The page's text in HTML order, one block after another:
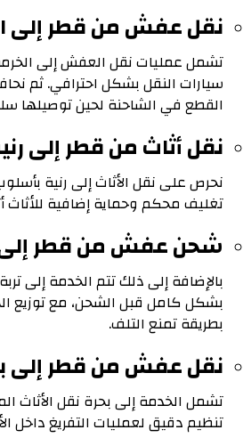
نقل عفش من قطر إلى
تشمل عمليات نقل العفش إلى
سيارات النقل بشكل احترافي. ثم
القطع في الشاحنة لحين توصيلها
نقل أثاث من قطر إلى
نحرص على نقل الأثاث إلى رنية
تغليف محكم وحماية إضافية للأثاث
شحن عفش من قطر إلى
بالإضافة إلى ذلك تتم الخدمة إلى
بشكل كامل قبل الشحن، مع توزيع
بطريقة تمنع التلف.
نقل عفش من قطر إلى
تشمل الخدمة إلى بحرة نقل الأثاث
تنظيم دقيق لعمليات التفريغ داخل